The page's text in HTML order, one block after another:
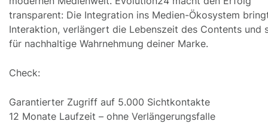
transparent: Die Integration ins Medien-Ökosystem
Interaktion, verlängert die Lebenszeit des Contents und
für nachhaltige Wahrnehmung deiner Marke.
Check:
Garantierter Zugriff auf 5.000 Sichtkontakte
12 Monate Laufzeit – ohne Verlängerungsfalle